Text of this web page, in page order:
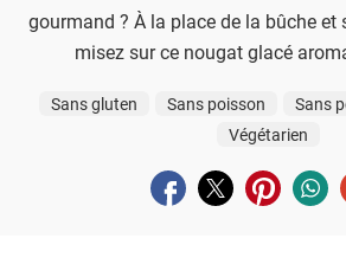
gourmand ? À la place de la bûche et
misez sur ce nougat glacé
Sans gluten Sans poisson Sans
Végétarien
Partager sur facebook
Partager sur
Partager sur